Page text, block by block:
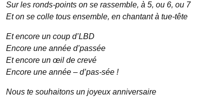
Sur les ronds-points on se rassemble, à 5, ou 6, ou 7
Et on se colle tous ensemble, en chantant à tue-tête
Et encore un coup d’LBD
Encore une année d’passée
Et encore un œil de crevé
Encore une année – d’pas-sée !
Nous te souhaitons un joyeux anniversaire